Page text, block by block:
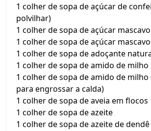
1 colher de sopa de açúcar de
polvilhar)
1 colher de sopa de açúcar mascavo
1 colher de sopa de açúcar
1 colher de sopa de adoçante
1 colher de sopa de amido de milho
1 colher de sopa de amido de milho
para engrossar a calda)
1 colher de sopa de aveia em flocos
1 colher de sopa de azeite
1 colher de sopa de azeite de dendê